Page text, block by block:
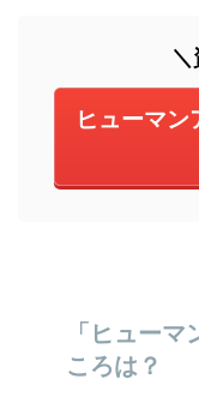
ヒューマ
「ヒュー
ころは？